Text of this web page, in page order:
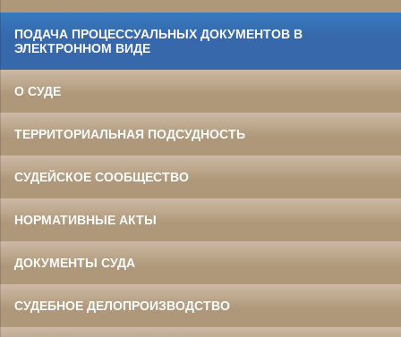
ПОДАЧА ПРОЦЕССУАЛЬНЫХ ДОКУМЕНТОВ В
ЭЛЕКТРОННОМ ВИДЕ
О СУДЕ
ТЕРРИТОРИАЛЬНАЯ ПОДСУДНОСТЬ
СУДЕЙСКОЕ СООБЩЕСТВО
НОРМАТИВНЫЕ АКТЫ
ДОКУМЕНТЫ СУДА
СУДЕБНОЕ ДЕЛОПРОИЗВОДСТВО